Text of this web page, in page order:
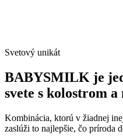
Svetový unikát
BABYSMILK je
svete s kolostrom
Kombinácia, ktorú v žiadnej
zaslúži to najlepšie, čo príroda